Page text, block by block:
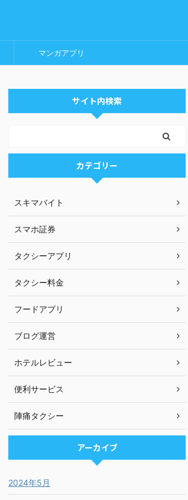
マンガアプリ
サイト内検索
カテゴリー
スキマバイト
スマホ証券
タクシーアプリ
タクシー料金
フードアプリ
ブログ運営
ホテルレビュー
便利サービス
陣痛タクシー
アーカイブ
2024年5月